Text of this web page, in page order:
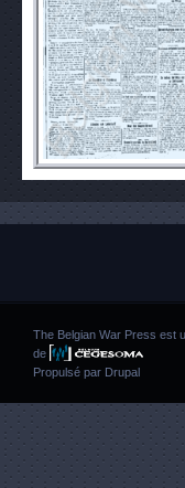
The Belgian War Press est
de
Propulsé par Drupal